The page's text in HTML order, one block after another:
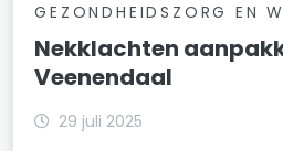
GEZONDHEIDSZORG EN
Nekklachten
Veenendaal
29 juli 2025